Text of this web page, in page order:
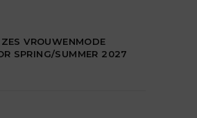
VROUWENMODE
SPRING/SUMMER 2027